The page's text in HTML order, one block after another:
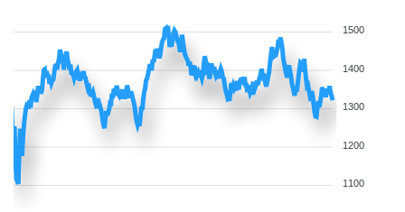
1500
1400
1300
1200
1100